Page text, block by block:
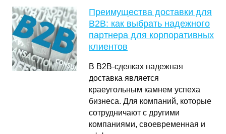
Преимущества доставки для
B2B: как выбрать надежного
партнера для корпоративных
клиентов
В B2B-сделках надежная
доставка является
краеугольным камнем успеха
бизнеса. Для компаний, которые
сотрудничают с другими
компаниями, своевременная и